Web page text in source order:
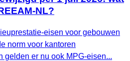
NL?
eisen voor gebouwen
norm voor kantoren
gelden er nu ook MPG-eisen...